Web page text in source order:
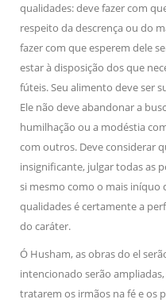
qualidades: deve fazer com
respeito da descrença ou do
fazer com que esperem dele
estar à disposição dos que
fúteis. Seu alimento deve ser
Ele não deve abandonar a
humilhação ou a modéstia
com outros. Deve considerar
insignificante, julgar todas as
si mesmo como o mais iníquo
qualidades é certamente a
do caráter.
Ó Husham, as obras do el
intencionado serão
tratarem os irmãos na fé e os